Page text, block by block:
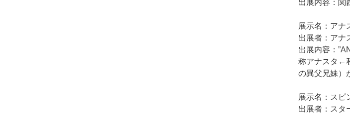
出展内容：関
展示名：アナ
出展者：アナ
出展内容：
称アナスタ←
の異父兄妹）
展示名：スピ
出展者：スタ